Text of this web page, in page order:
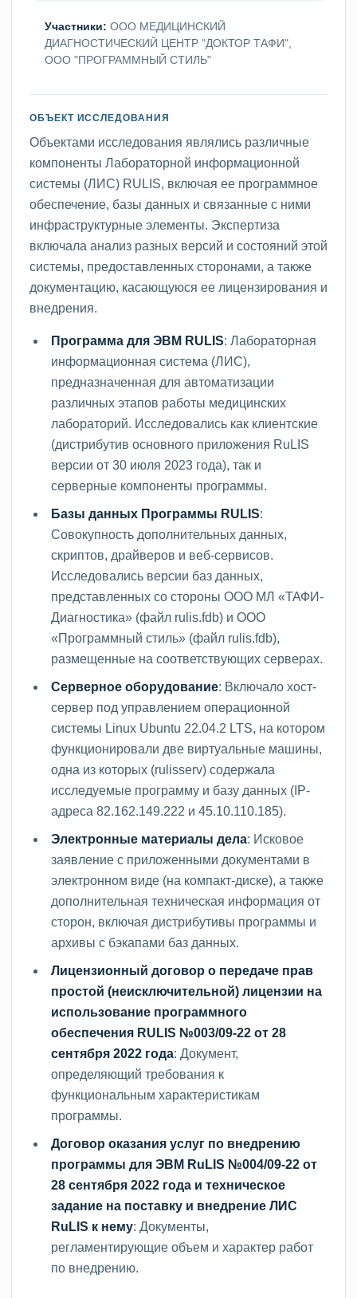
Участники: ООО МЕДИЦИНСКИЙ
ДИАГНОСТИЧЕСКИЙ ЦЕНТР "ДОКТОР ТАФИ",
ООО "ПРОГРАММНЫЙ СТИЛЬ"
ОБЪЕКТ ИССЛЕДОВАНИЯ
Объектами исследования являлись различные
компоненты Лабораторной информационной
системы (ЛИС) RULIS, включая ее программное
обеспечение, базы данных и связанные с ними
инфраструктурные элементы. Экспертиза
включала анализ разных версий и состояний этой
системы, предоставленных сторонами, а также
документацию, касающуюся ее лицензирования и
внедрения.
Программа для ЭВМ RULIS: Лабораторная
информационная система (ЛИС),
предназначенная для автоматизации
различных этапов работы медицинских
лабораторий. Исследовались как клиентские
(дистрибутив основного приложения RuLIS
версии от 30 июля 2023 года), так и
серверные компоненты программы.
Базы данных Программы RULIS:
Совокупность дополнительных данных,
скриптов, драйверов и веб-сервисов.
Исследовались версии баз данных,
представленных со стороны ООО МЛ «ТАФИ-
Диагностика» (файл rulis.fdb) и ООО
«Программный стиль» (файл rulis.fdb),
размещенные на соответствующих серверах.
Серверное оборудование: Включало хост-
сервер под управлением операционной
системы Linux Ubuntu 22.04.2 LTS, на котором
функционировали две виртуальные машины,
одна из которых (rulisserv) содержала
исследуемые программу и базу данных (IP-
адреса 82.162.149.222 и 45.10.110.185).
Электронные материалы дела: Исковое
заявление с приложенными документами в
электронном виде (на компакт-диске), а также
дополнительная техническая информация от
сторон, включая дистрибутивы программы и
архивы с бэкапами баз данных.
Лицензионный договор о передаче прав
простой (неисключительной) лицензии на
использование программного
обеспечения RULIS №003/09-22 от 28
сентября 2022 года: Документ,
определяющий требования к
функциональным характеристикам
программы.
Договор оказания услуг по внедрению
программы для ЭВМ RuLIS №004/09-22 от
28 сентября 2022 года и техническое
задание на поставку и внедрение ЛИС
RuLIS к нему: Документы,
регламентирующие объем и характер работ
по внедрению.